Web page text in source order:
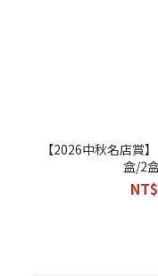
【2026中秋名店賞
盒/2